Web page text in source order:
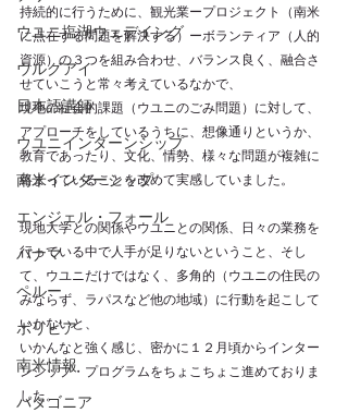
ウユニ塩湖ウェデイング
ウルグアイ
日本語講師
ウユニインターンシップ
南米インターシップ
エンジェル・フォール
パナマ
ペルー
ボリビア
南米情報
パタゴニア
持続的に行うために、観光業ープロジェクト（南米
に点在する問題を解決する）ーボランティア（人的
資源）の３つを組み合わせ、バランス良く、融合さ
せていこうと常々考えているなかで、
現地の社会的課題（ウユニのごみ問題）に対して、
アプローチをしているうちに、想像通りというか、
教育であったり、文化、情勢、様々な問題が複雑に
絡まっていることを改めて実感していました。
現地大学との関係やウユニとの関係、日々の業務を
行っている中で人手が足りないということ、そし
て、ウユニだけではなく、多角的（ウユニの住民の
みならず、ラパスなど他の地域）に行動を起こして
いかないと、
いかんなと強く感じ、密かに１２月頃からインター
ンシップ・プログラムをちょこちょこ進めておりま
した。